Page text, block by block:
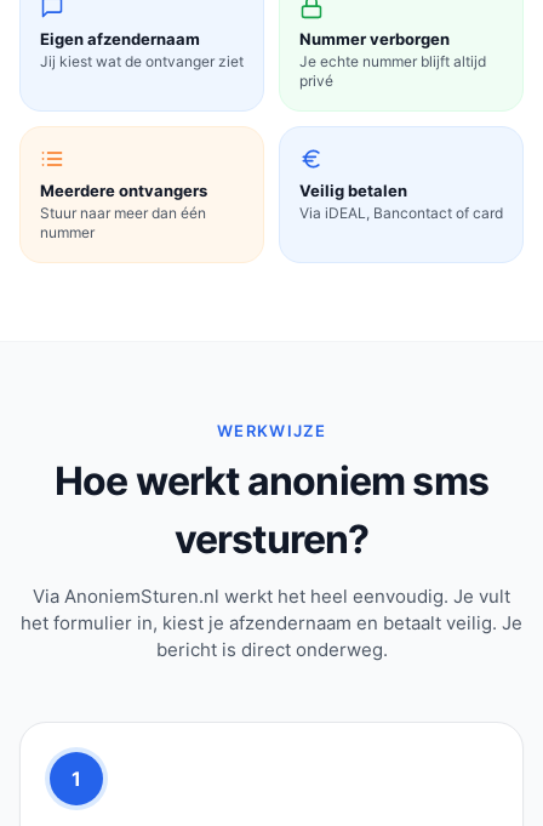
Eigen afzendernaam
Jij kiest wat de ontvanger ziet
Nummer verborgen
Je echte nummer blijft altijd
privé
Meerdere ontvangers
Stuur naar meer dan één
nummer
Veilig betalen
Via iDEAL, Bancontact of card
WERKWIJZE
Hoe werkt anoniem sms
versturen?
Via AnoniemSturen.nl werkt het heel eenvoudig. Je vult
het formulier in, kiest je afzendernaam en betaalt veilig. Je
bericht is direct onderweg.
1